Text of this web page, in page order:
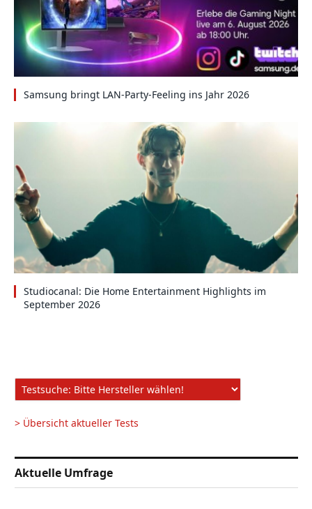
Samsung bringt LAN-Party-Feeling ins Jahr 2026
Studiocanal: Die Home Entertainment Highlights im
September 2026
> Übersicht aktueller Tests
Aktuelle Umfrage